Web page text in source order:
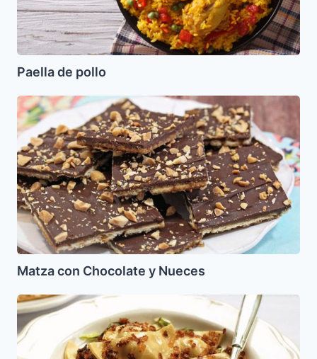
Paella de pollo
Matza
con
Chocolate
y
Nueces
Matza con Chocolate y Nueces
Varenikes